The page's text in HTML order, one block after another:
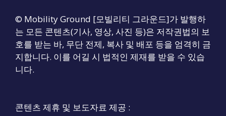
© Mobility Ground [모빌리티 그라운드]가 발행하
는 모든 콘텐츠(기사, 영상, 사진 등)은 저작권법의 보
호를 받는 바, 무단 전제, 복사 및 배포 등을 엄격히 금
지합니다. 이를 어길 시 법적인 제재를 받을 수 있습
니다.
콘텐츠 제휴 및 보도자료 제공 :